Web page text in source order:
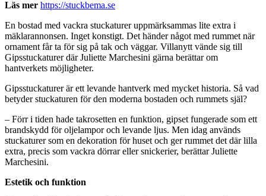
Läs mer https://stuckbema.se
En bostad med vackra stuckaturer uppmärksammas lite extra i
mäklarannonsen. Inget konstigt. Det händer något med rummet när
ornament får ta för sig på tak och väggar. Villanytt vände sig till
Gipsstuckaturer där Juliette Marchesini gärna berättar om
hantverkets möjligheter.
Gipsstuckaturer är ett levande hantverk med mycket historia. Så vad
betyder stuckaturen för den moderna bostaden och rummets själ?
– Förr i tiden hade takrosetten en funktion, gipset fungerade som ett
brandskydd för oljelampor och levande ljus. Men idag används
stuckaturer som en dekoration för huset och ger rummet det där lilla
extra, precis som vackra dörrar eller snickerier, berättar Juliette
Marchesini.
Estetik och funktion